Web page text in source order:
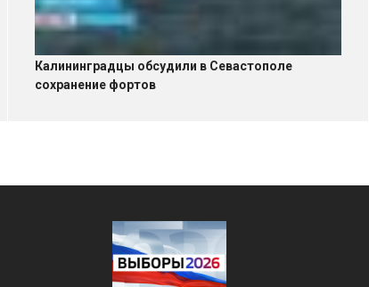
Калининградцы обсудили в Севастополе
сохранение фортов